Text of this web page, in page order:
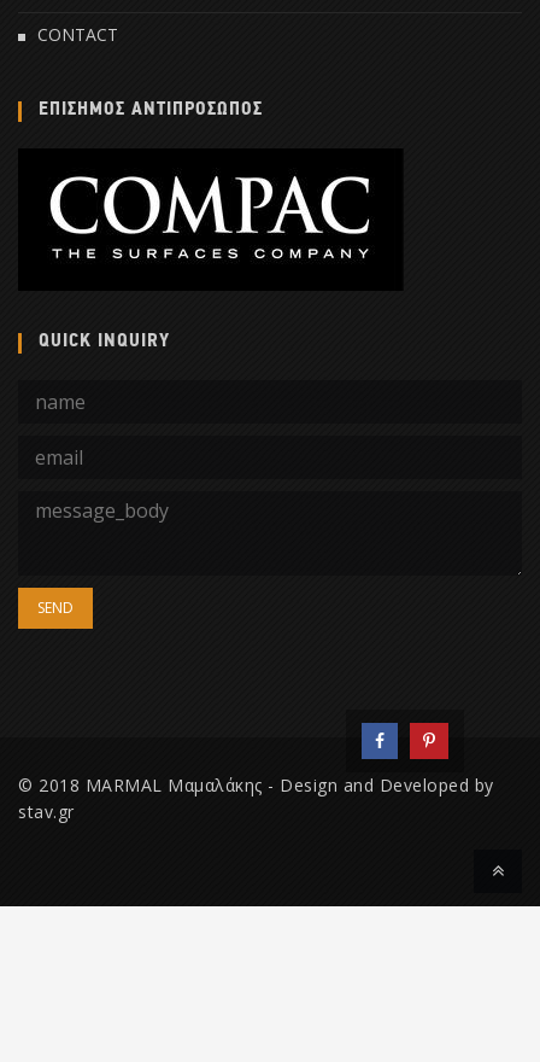
CONTACT
ΕΠΙΣΗΜΟΣ ΑΝΤΙΠΡΟΣΩΠΟΣ
QUICK INQUIRY
© 2018 MARMAL Μαμαλάκης - Design and Developed by
stav.gr